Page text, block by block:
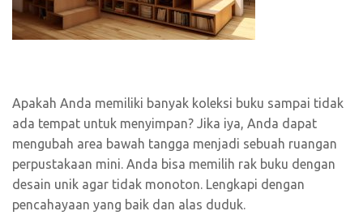
Apakah Anda memiliki banyak koleksi buku sampai tidak
ada tempat untuk menyimpan? Jika iya, Anda dapat
mengubah area bawah tangga menjadi sebuah ruangan
perpustakaan mini. Anda bisa memilih rak buku dengan
desain unik agar tidak monoton. Lengkapi dengan
pencahayaan yang baik dan alas duduk.